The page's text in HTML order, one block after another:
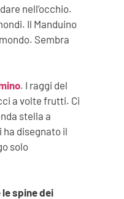
nell’occhio.
Il Manduino
Sembra
. I raggi del
a volte frutti. Ci
stella a
ha disegnato il
solo
spine dei